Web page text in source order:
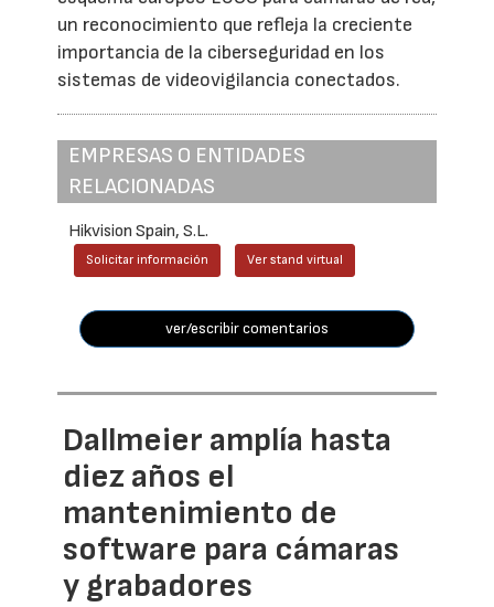
un reconocimiento que refleja la creciente
importancia de la ciberseguridad en los
sistemas de videovigilancia conectados.
EMPRESAS O ENTIDADES
RELACIONADAS
Hikvision Spain, S.L.
Solicitar información Ver stand virtual
ver/escribir comentarios
Dallmeier amplía hasta
diez años el
mantenimiento de
software para cámaras
y grabadores